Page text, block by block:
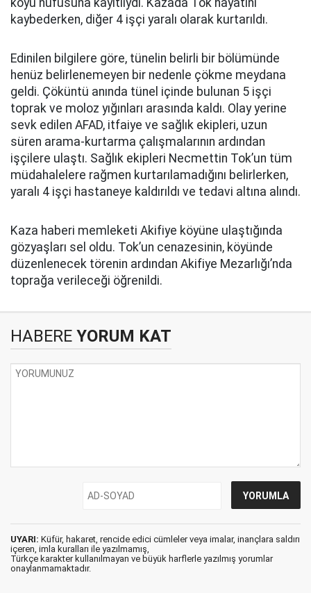
köyü nüfusuna kayıtlıydı. Kazada Tok hayatını
kaybederken, diğer 4 işçi yaralı olarak kurtarıldı.
Edinilen bilgilere göre, tünelin belirli bir bölümünde
henüz belirlenemeyen bir nedenle çökme meydana
geldi. Çöküntü anında tünel içinde bulunan 5 işçi
toprak ve moloz yığınları arasında kaldı. Olay yerine
sevk edilen AFAD, itfaiye ve sağlık ekipleri, uzun
süren arama-kurtarma çalışmalarının ardından
işçilere ulaştı. Sağlık ekipleri Necmettin Tok’un tüm
müdahalelere rağmen kurtarılamadığını belirlerken,
yaralı 4 işçi hastaneye kaldırıldı ve tedavi altına alındı.
Kaza haberi memleketi Akifiye köyüne ulaştığında
gözyaşları sel oldu. Tok’un cenazesinin, köyünde
düzenlenecek törenin ardından Akifiye Mezarlığı’nda
toprağa verileceği öğrenildi.
HABERE YORUM KAT
UYARI: Küfür, hakaret, rencide edici cümleler veya imalar, inançlara saldırı
içeren, imla kuralları ile yazılmamış,
Türkçe karakter kullanılmayan ve büyük harflerle yazılmış yorumlar
onaylanmamaktadır.